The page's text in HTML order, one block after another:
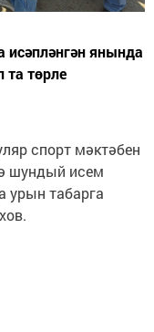
исәпләнгән янында
та төрле
спорт мәктәбен
шундый исем
урын табарга